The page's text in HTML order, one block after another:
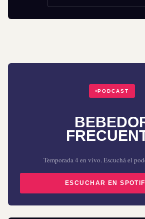
PODCAST
Temporada 4 en vivo. Escuchá el
ESCUCHAR EN